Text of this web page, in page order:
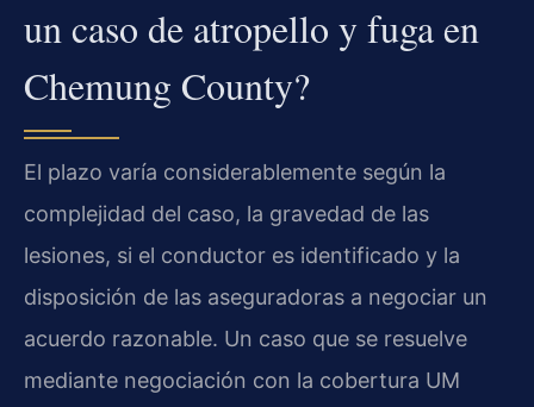
un caso de atropello y fuga en
Chemung County?
El plazo varía considerablemente según la
complejidad del caso, la gravedad de las
lesiones, si el conductor es identificado y la
disposición de las aseguradoras a negociar un
acuerdo razonable. Un caso que se resuelve
mediante negociación con la cobertura UM